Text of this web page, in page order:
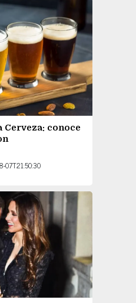
conoce
07T21:50:30